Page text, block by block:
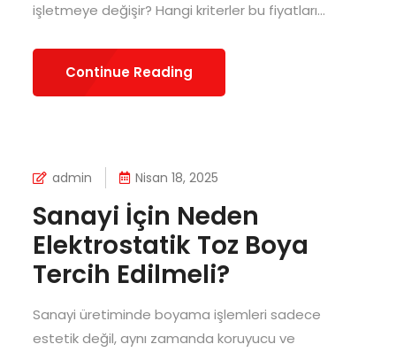
işletmeye değişir? Hangi kriterler bu fiyatları...
Continue Reading
admin Nisan 18, 2025
Sanayi İçin Neden
Elektrostatik Toz Boya
Tercih Edilmeli?
Sanayi üretiminde boyama işlemleri sadece
estetik değil, aynı zamanda koruyucu ve